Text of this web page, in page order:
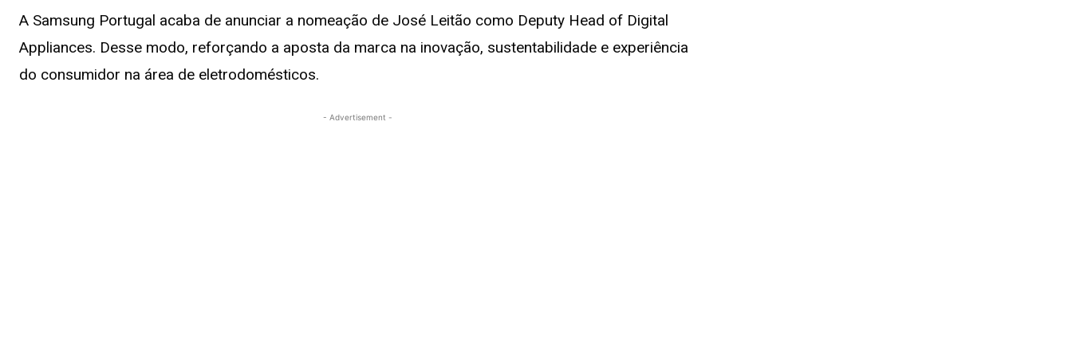
A Samsung Portugal acaba de anunciar a nomeação de José Leitão como Deputy Head of Digital
Appliances. Desse modo, reforçando a aposta da marca na inovação, sustentabilidade e experiência
do consumidor na área de eletrodomésticos.
- Advertisement -